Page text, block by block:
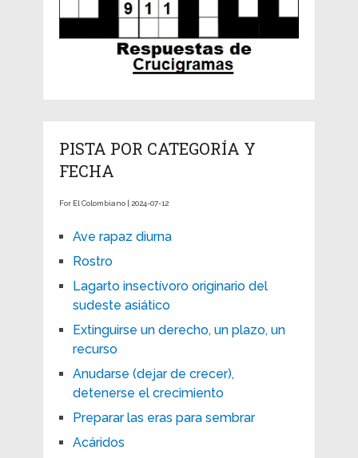
PISTA POR CATEGORÍA Y
FECHA
For El Colombiano | 2024-07-12
Ave rapaz diurna
Rostro
Lagarto insectívoro originario del
sudeste asiático
Extinguirse un derecho, un plazo, un
recurso
Anudarse (dejar de crecer),
detenerse el crecimiento
Preparar las eras para sembrar
Acáridos